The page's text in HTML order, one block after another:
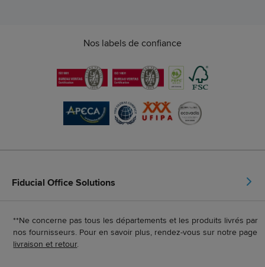
Nos labels de confiance
Fiducial Office Solutions
**Ne concerne pas tous les départements et les produits livrés par
nos fournisseurs. Pour en savoir plus, rendez-vous sur notre page
livraison et retour.